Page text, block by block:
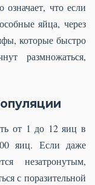
что если
яйца, через
которые быстро
размножаться,
от 1 до 12 яиц в
яиц. Если даже
незатронутым,
с поразительной